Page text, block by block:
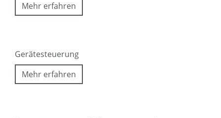
Mehr erfahren
Gerätesteuerung
Mehr erfahren